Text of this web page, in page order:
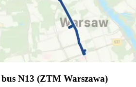
N13 (ZTM Warszawa)